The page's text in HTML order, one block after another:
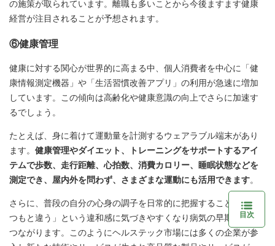
の施策が取られています。離職も多いことから今後ますます健康
経営が注目されることが予想されます。
⑥健康管理
健康に対する関心が世界的に高まる中、個人消費者を中心に「健
康情報測定機器」や「生活習慣改善アプリ」の利用が急速に増加
しています。この傾向は高齢化や健康意識の向上でさらに加速す
るでしょう。
たとえば、身に着けて運動量を計測するウェアラブル端末があり
ます。 健康管理やダイエット、トレーニングをサポートするアイ
テムで歩数、走行距離、心拍数、消費カロリー、睡眠状態などを
測定でき、屋内外を問わず、さまざまな運動にも活用できます。
さらに、普段の自分の心身の調子を日常的に把握することで「い
つもと違う」という違和感に気づきやすくなり病気の早期発見に
つながります。このようにヘルステック市場には多くの企業が参
目次